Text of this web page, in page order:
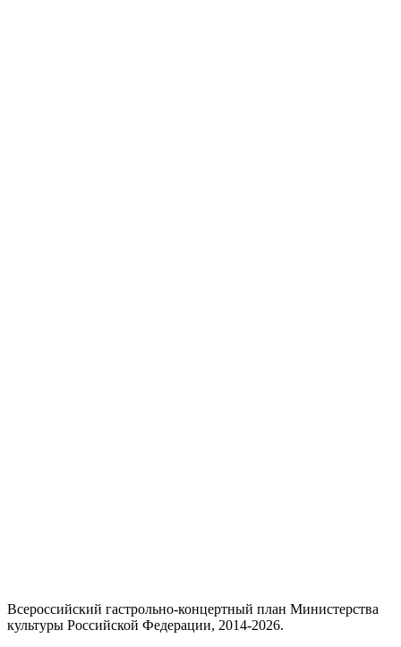
Всероссийский гастрольно-концертный план Министерства
культуры Российской Федерации, 2014-2026.